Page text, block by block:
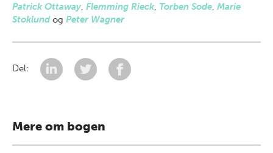
Patrick Ottaway, Flemming Rieck, Torben Sode, Marie
Stoklundog Peter Wagner
Del:
Mere om bogen